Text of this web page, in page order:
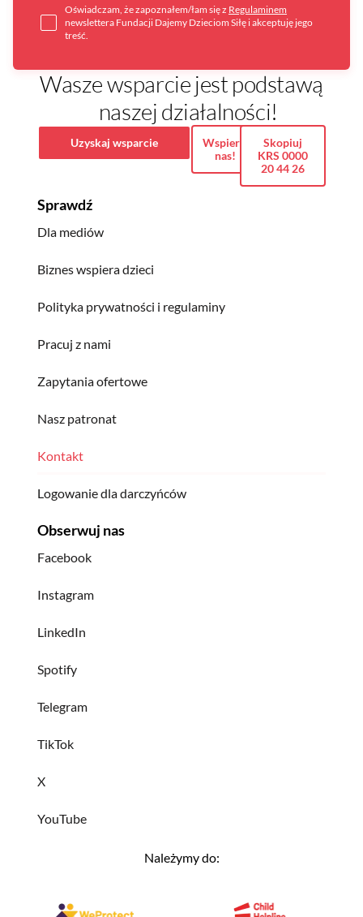
Oświadczam, że zapoznałem/łam się z Regulaminem
newslettera Fundacji Dajemy Dzieciom Siłę i akceptuję jego
treść.
Wasze wsparcie jest podstawą
naszej działalności!
Uzyskaj wsparcie
Wspieraj
nas!
Skopiuj
KRS 0000
20 44 26
Sprawdź
Dla mediów
Biznes wspiera dzieci
Polityka prywatności i regulaminy
Pracuj z nami
Zapytania ofertowe
Nasz patronat
Kontakt
Logowanie dla darczyńców
Obserwuj nas
Facebook
Instagram
LinkedIn
Spotify
Telegram
TikTok
X
YouTube
Należymy do: